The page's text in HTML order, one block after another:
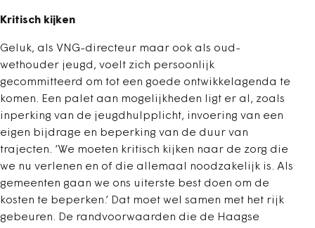
Kritisch kijken
Geluk, als VNG-directeur maar ook als oud-
wethouder jeugd, voelt zich persoonlijk
gecommitteerd om tot een goede ontwikkelagenda te
komen. Een palet aan mogelijkheden ligt er al, zoals
inperking van de jeugdhulpplicht, invoering van een
eigen bijdrage en beperking van de duur van
trajecten. ‘We moeten kritisch kijken naar de zorg die
we nu verlenen en of die allemaal noodzakelijk is. Als
gemeenten gaan we ons uiterste best doen om de
kosten te beperken.’ Dat moet wel samen met het rijk
gebeuren. De randvoorwaarden die de Haagse